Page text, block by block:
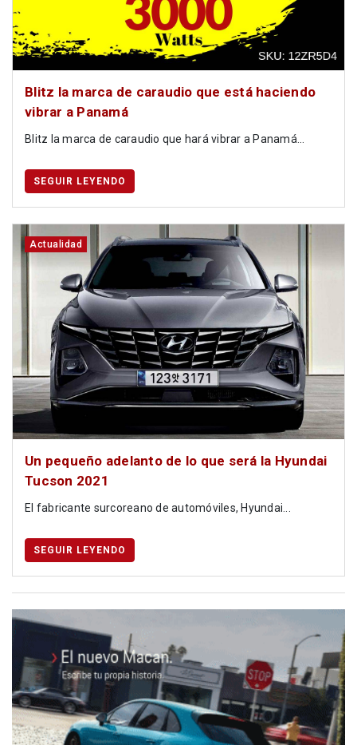
Blitz la marca de caraudio que está haciendo
vibrar a Panamá
Blitz la marca de caraudio que hará vibrar a Panamá...
SEGUIR LEYENDO
Actualidad
Un pequeño adelanto de lo que será la Hyundai
Tucson 2021
El fabricante surcoreano de automóviles, Hyundai...
SEGUIR LEYENDO